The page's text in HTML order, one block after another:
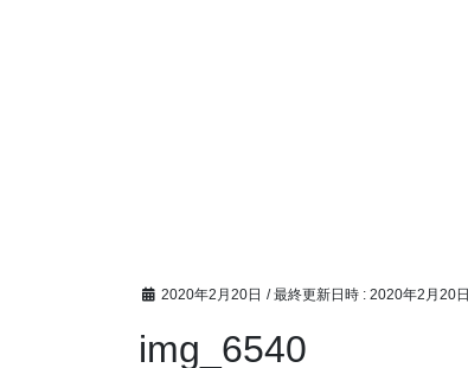
2020年2月20日 / 最終更新日時 : 2020年2月20日
img_6540